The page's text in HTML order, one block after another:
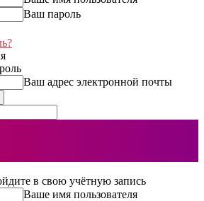
Ваш пароль
Ваш адрес электронной почты
в свою учётную запись
Ваше имя пользователя